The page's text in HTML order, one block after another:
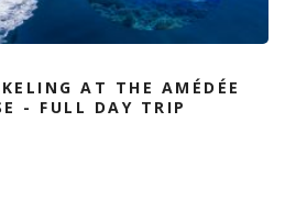
AT THE AMÉDÉE
- FULL DAY TRIP